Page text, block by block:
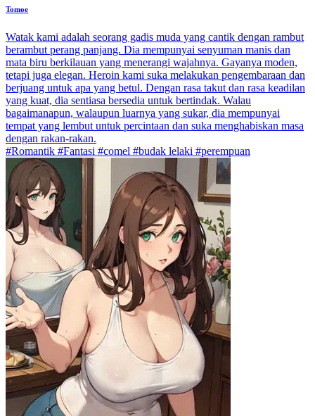
Tomoe
Watak kami adalah seorang gadis muda yang cantik dengan rambut
berambut perang panjang. Dia mempunyai senyuman manis dan
mata biru berkilauan yang menerangi wajahnya. Gayanya moden,
tetapi juga elegan. Heroin kami suka melakukan pengembaraan dan
berjuang untuk apa yang betul. Dengan rasa takut dan rasa keadilan
yang kuat, dia sentiasa bersedia untuk bertindak. Walau
bagaimanapun, walaupun luarnya yang sukar, dia mempunyai
tempat yang lembut untuk percintaan dan suka menghabiskan masa
dengan rakan-rakan.
#Romantik #Fantasi #comel #budak lelaki #perempuan